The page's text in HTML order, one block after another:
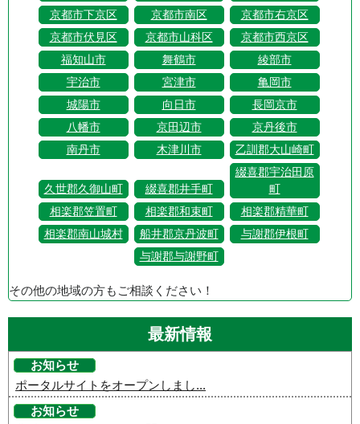
京都市下京区
京都市南区
京都市右京区
京都市伏見区
京都市山科区
京都市西京区
福知山市
舞鶴市
綾部市
宇治市
宮津市
亀岡市
城陽市
向日市
長岡京市
八幡市
京田辺市
京丹後市
南丹市
木津川市 乙訓郡大山崎町
久世郡久御山町 綴喜郡井手町
綴喜郡宇治田原
町
相楽郡笠置町
相楽郡和束町
相楽郡精華町
相楽郡南山城村
船井郡京丹波町
与謝郡伊根町
与謝郡与謝野町
その他の地域の方もご相談ください！
最新情報
お知らせ
ポータルサイトをオープンしまし...
お知らせ